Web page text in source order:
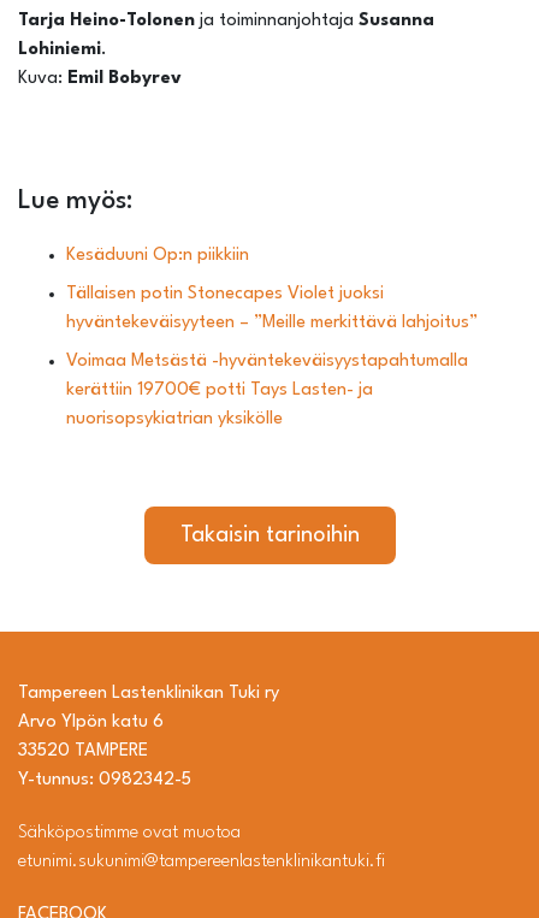
Tarja Heino-Tolonen ja toiminnanjohtaja Susanna
Lohiniemi.
Kuva: Emil Bobyrev
Lue myös:
Kesäduuni Op:n piikkiin
Tällaisen potin Stonecapes Violet juoksi
hyväntekeväisyyteen – ”Meille merkittävä lahjoitus”
Voimaa Metsästä -hyväntekeväisyystapahtumalla
kerättiin 19700€ potti Tays Lasten- ja
nuorisopsykiatrian yksikölle
Takaisin tarinoihin
Tampereen Lastenklinikan Tuki ry
Arvo Ylpön katu 6
33520 TAMPERE
Y-tunnus: 0982342-5
Sähköpostimme ovat muotoa
etunimi.sukunimi@tampereenlastenklinikantuki.fi